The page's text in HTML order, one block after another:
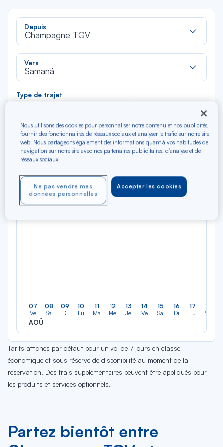
Depuis
Champagne TGV
Vers
Samaná
Type de trajet
Filtrer Vider
Précédent
N/A*
Aller / Retour — Économique
07
Ve
AOÛ
08
Sa
09
Di
10
Lu
11
Ma
12
Me
13
Je
14
Ve
15
Sa
16
Di
17
Lu
18
Ma
Tarifs affichés par défaut pour un vol de 7 jours en classe
économique et sous réserve de disponibilité au moment de la
réservation. Des frais supplémentaires peuvent être appliqués pour
les produits et services optionnels.
Partez bientôt entre
Nous utilisons des cookies pour personnaliser notre contenu et nos publicités,
fournir des fonctionnalités de réseaux sociaux et analyser le trafic sur notre site
web. Nous partageons également des informations quant à vos habitudes de
navigation sur notre site avec nos partenaires publicitaires, d'analyse et de
réseaux sociaux.
Accepter les cookies
Ne pas vendre mes
données personnelles